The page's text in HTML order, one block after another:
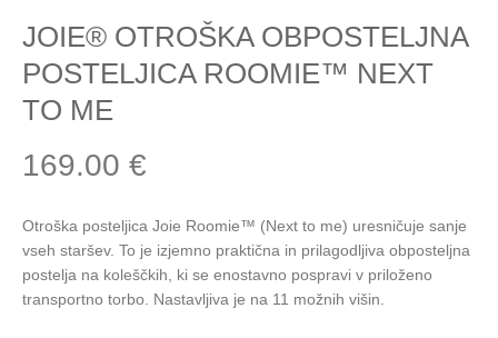
JOIE® OTROŠKA OBPOSTELJNA
POSTELJICA ROOMIE™ NEXT
TO ME
169.00€
Otroška posteljica Joie Roomie™ (Next to me) uresničuje sanje
vseh staršev. To je izjemno praktična in prilagodljiva obposteljna
postelja na koleščkih, ki se enostavno pospravi v priloženo
transportno torbo. Nastavljiva je na 11 možnih višin.